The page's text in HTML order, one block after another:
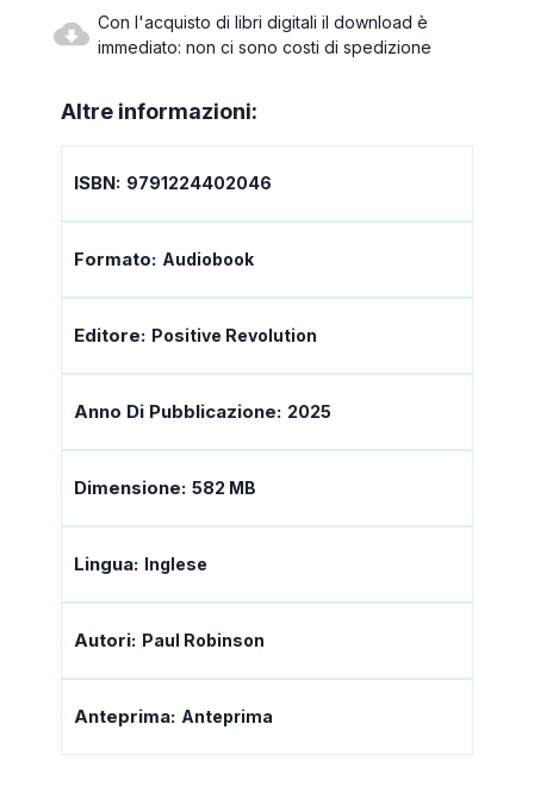
Con l'acquisto di libri digitali il download è
immediato: non ci sono costi di spedizione
Altre informazioni:
ISBN: 9791224402046
Formato: Audiobook
Editore: Positive Revolution
Anno Di Pubblicazione: 2025
Dimensione: 582 MB
Lingua: Inglese
Autori: Paul Robinson
Anteprima: Anteprima